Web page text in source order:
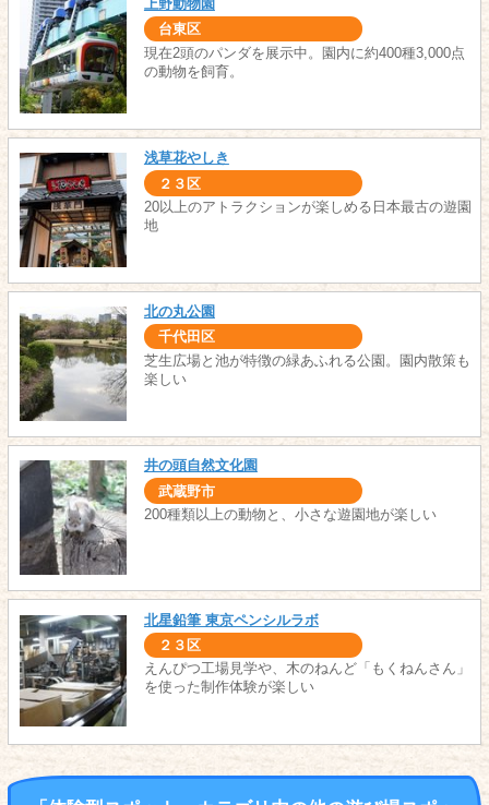
上野動物園
台東区
現在2頭のパンダを展示中。園内に約400種3,000点
の動物を飼育。
浅草花やしき
２３区
20以上のアトラクションが楽しめる日本最古の遊園
地
北の丸公園
千代田区
芝生広場と池が特徴の緑あふれる公園。園内散策も
楽しい
井の頭自然文化園
武蔵野市
200種類以上の動物と、小さな遊園地が楽しい
北星鉛筆 東京ペンシルラボ
２３区
えんぴつ工場見学や、木のねんど「もくねんさん」
を使った制作体験が楽しい